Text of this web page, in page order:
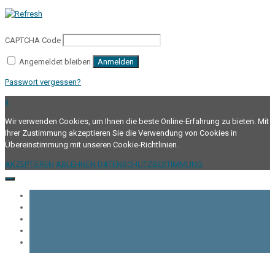
CAPTCHA Code
Angemeldet bleiben Anmelden
Passwort vergessen?
x
Wir verwenden Cookies, um Ihnen die beste Online-Erfahrung zu bieten. Mit
Ihrer Zustimmung akzeptieren Sie die Verwendung von Cookies in
Übereinstimmung mit unseren Cookie-Richtlinien.
AKZEPTIEREN ABLEHNEN DATENSCHUTZBESTIMMUNG